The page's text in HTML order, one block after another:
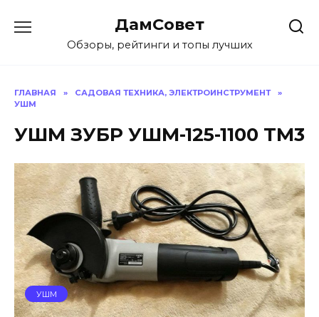
содержанию
ДамСовет
Обзоры, рейтинги и топы лучших
ГЛАВНАЯ » САДОВАЯ ТЕХНИКА, ЭЛЕКТРОИНСТРУМЕНТ
»
УШМ
УШМ ЗУБР УШМ-125-1100 ТМ3
УШМ